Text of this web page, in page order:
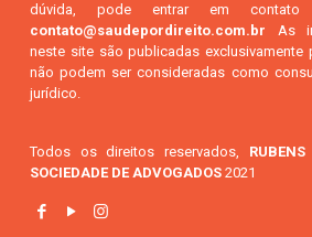
dúvida, pode entrar em
contato@saudepordireito.com.br As
neste site são publicadas exclusivamente
não podem ser consideradas como
jurídico.
Todos os direitos reservados,
SOCIEDADE DE ADVOGADOS 2021